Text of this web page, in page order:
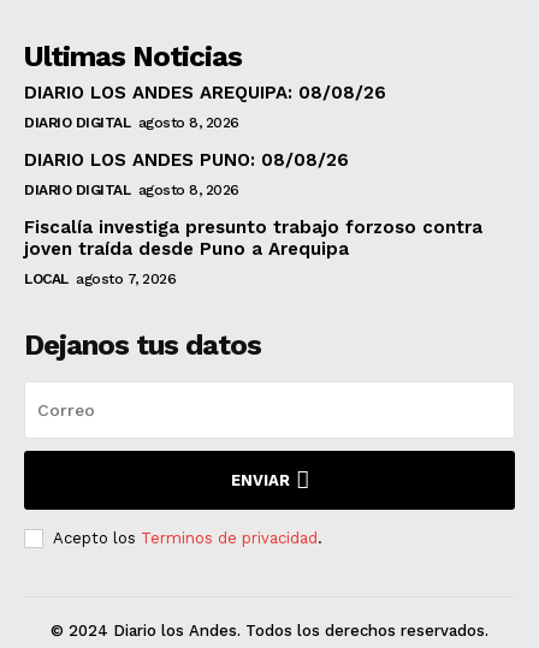
Ultimas Noticias
DIARIO LOS ANDES AREQUIPA: 08/08/26
DIARIO DIGITAL agosto 8, 2026
DIARIO LOS ANDES PUNO: 08/08/26
DIARIO DIGITAL agosto 8, 2026
Fiscalía investiga presunto trabajo forzoso contra
joven traída desde Puno a Arequipa
LOCAL agosto 7, 2026
Dejanos tus datos
ENVIAR
Acepto los Terminos de privacidad .
© 2024 Diario los Andes. Todos los derechos reservados.